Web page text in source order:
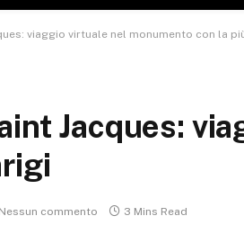
viaggio virtuale nel monumento con la
Jacques:
Nessun commento 3 Mins Read